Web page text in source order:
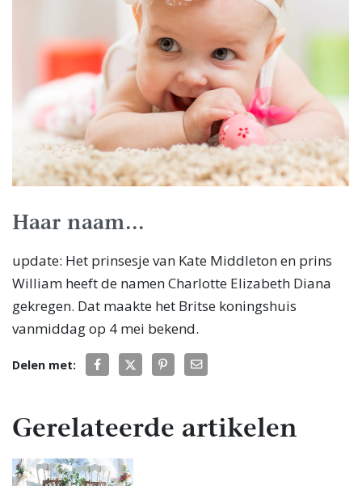
Haar naam...
update: Het prinsesje van Kate Middleton en prins
William heeft de namen Charlotte Elizabeth Diana
gekregen. Dat maakte het Britse koningshuis
vanmiddag op 4 mei bekend.
Delen met:
Gerelateerde artikelen